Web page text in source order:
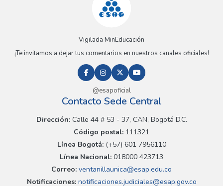
Vigilada MinEducación
¡Te invitamos a dejar tus comentarios en nuestros canales oficiales!
@esapoficial
Contacto Sede Central
Dirección:Calle 44 # 53 - 37, CAN, Bogotá D.C.
Código postal: 111321
Línea Bogotá:(+57) 601 7956110
Línea Nacional: 018000 423713
Correo: ventanillaunica@esap.edu.co
Notificaciones:notificaciones.judiciales@esap.gov.co